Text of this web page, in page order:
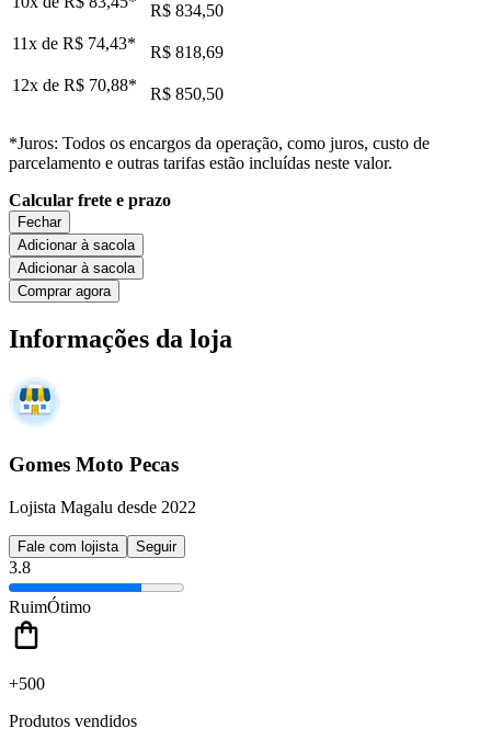
R$ 834,50
11x de R$ 74,43*
R$ 818,69
12x de R$ 70,88* R$ 850,50
*Juros: Todos os encargos da operação, como juros, custo de
parcelamento e outras tarifas estão incluídas neste valor.
Calcular frete e prazo
Fechar
Adicionar à sacola
Adicionar à sacola
Comprar agora
Informações da loja
Gomes Moto Pecas
Lojista Magalu desde 2022
Fale com lojista Seguir
3.8
RuimÓtimo
+500
Produtos vendidos